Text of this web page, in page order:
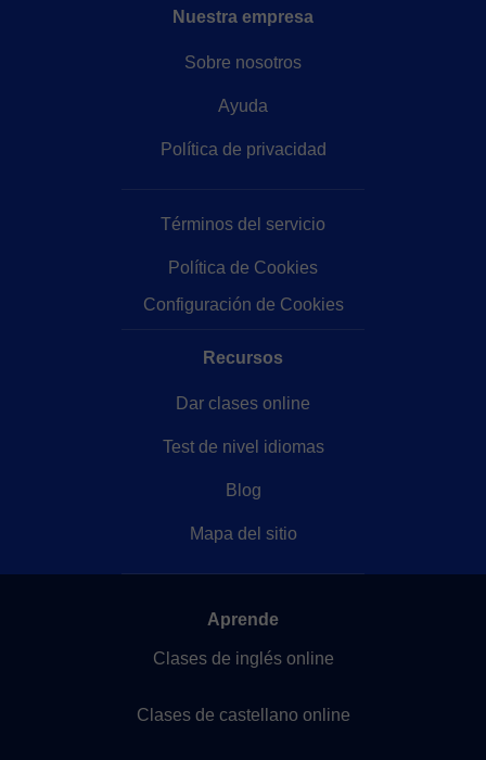
Nuestra empresa
Sobre nosotros
Ayuda
Política de privacidad
Términos del servicio
Política de Cookies
Configuración de Cookies
Recursos
Dar clases online
Test de nivel idiomas
Blog
Mapa del sitio
Aprende
Clases de inglés online
Clases de castellano online